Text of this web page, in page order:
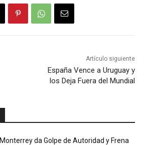
Artículo siguiente
España Vence a Uruguay y
los Deja Fuera del Mundial
Monterrey da Golpe de Autoridad y Frena